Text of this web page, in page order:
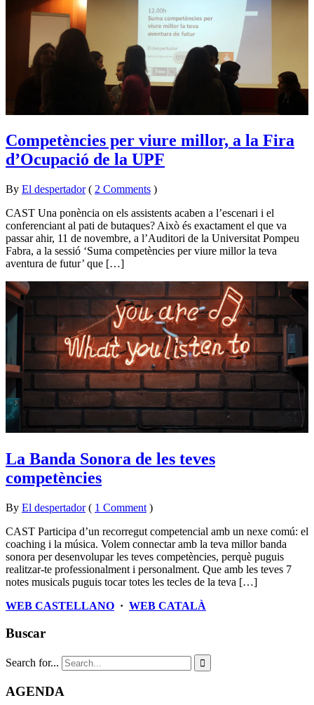
Competències per viure millor, a la Fira
d’Ocupació de la UPF
By El despertador on
12
2015
•
( 2 Comments )
CAST Una ponència on els assistents acaben a l’escenari i el
conferenciant al pati de butaques? Això és exactament el que va
passar ahir, 11 de novembre, a l’Auditori de la Universitat Pompeu
Fabra, a la sessió ‘Suma competències per viure millor la teva
aventura de futur’ que […]
La Banda Sonora de les teves
competències
By El despertador on
25
2015
•
( 1 Comment )
CAST Participa d’un recorregut competencial amb un nexe comú: el
coaching i la música. Volem connectar amb la teva millor banda
sonora per desenvolupar les teves competències, perquè puguis
realitzar-te professionalment i personalment. Que amb les teves 7
notes musicals puguis tocar totes les tecles de la teva […]
WEB CASTELLANO · WEB CATALÀ
Buscar
Search for... 
AGENDA